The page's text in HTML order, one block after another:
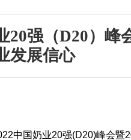
20强（D20）峰
发展信心
中国奶业20强(D20)峰会暨